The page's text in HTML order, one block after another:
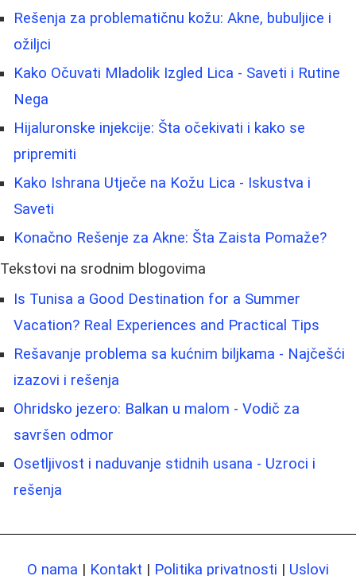
Rešenja za problematičnu kožu: Akne, bubuljice i
ožiljci
Kako Očuvati Mladolik Izgled Lica - Saveti i Rutine
Nega
Hijaluronske injekcije: Šta očekivati i kako se
pripremiti
Kako Ishrana Utječe na Kožu Lica - Iskustva i
Saveti
Konačno Rešenje za Akne: Šta Zaista Pomaže?
Tekstovi na srodnim blogovima
Is Tunisa a Good Destination for a Summer
Vacation? Real Experiences and Practical Tips
Rešavanje problema sa kućnim biljkama - Najčešći
izazovi i rešenja
Ohridsko jezero: Balkan u malom - Vodič za
savršen odmor
Osetljivost i naduvanje stidnih usana - Uzroci i
rešenja
O nama | Kontakt | Politika privatnosti | Uslovi